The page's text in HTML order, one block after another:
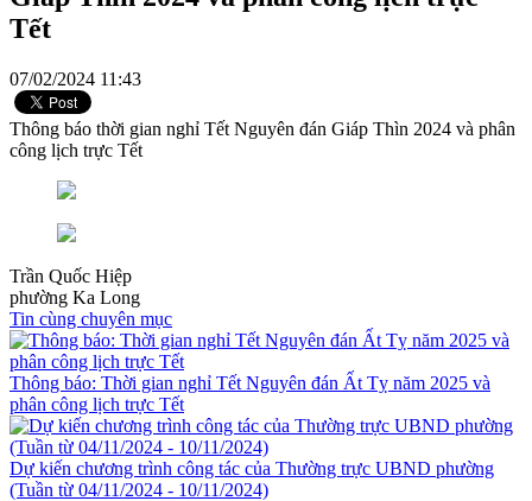
Tết
07/02/2024 11:43
Thông báo thời gian nghỉ Tết Nguyên đán Giáp Thìn 2024 và phân
công lịch trực Tết
Trần Quốc Hiệp
phường Ka Long
Tin cùng chuyên mục
Thông báo: Thời gian nghỉ Tết Nguyên đán Ất Tỵ năm 2025 và
phân công lịch trực Tết
Dự kiến chương trình công tác của Thường trực UBND phường
(Tuần từ 04/11/2024 - 10/11/2024)